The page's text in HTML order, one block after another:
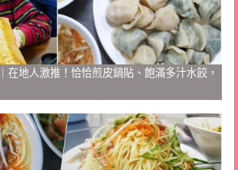
在地人激推！恰恰煎皮鍋貼、飽滿多汁水餃，